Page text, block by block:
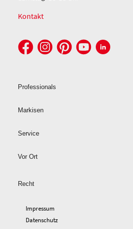
Kontakt
Professionals
Markisen
Service
Vor Ort
Recht
Impressum
Datenschutz